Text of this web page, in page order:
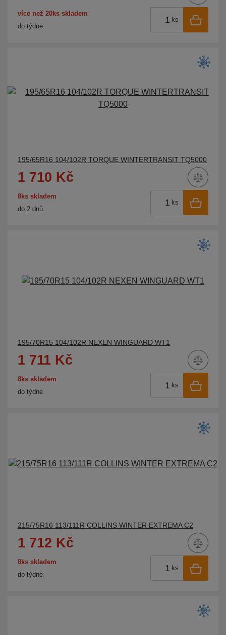
více než 20ks skladem
do týdne
ks
195/65R16 104/102R TORQUE WINTERTRANSIT TQ5000
1 710 Kč
8ks skladem
do 2 dnů
ks
195/70R15 104/102R NEXEN WINGUARD WT1
1 711 Kč
8ks skladem
do týdne
ks
215/75R16 113/111R COLLINS WINTER EXTREMA C2
1 712 Kč
8ks skladem
do týdne
ks